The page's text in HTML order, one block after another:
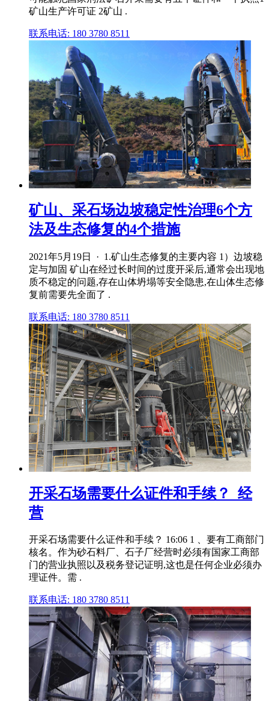
矿山生产许可证 2矿山 .
联系电话: 180 3780 8511
矿山、采石场边坡稳定性治理6个方
法及生态修复的4个措施
2021年5月19日 · 1.矿山生态修复的主要内容 1）边坡稳
定与加固 矿山在经过长时间的过度开采后,通常会出现地
质不稳定的问题,存在山体坍塌等安全隐患,在山体生态修
复前需要先全面了 .
联系电话: 180 3780 8511
开采石场需要什么证件和手续？_经
营
开采石场需要什么证件和手续？ 16:06 1 、要有工商部门
核名。作为砂石料厂、石子厂经营时必须有国家工商部
门的营业执照以及税务登记证明,这也是任何企业必须办
理证件。需 .
联系电话: 180 3780 8511